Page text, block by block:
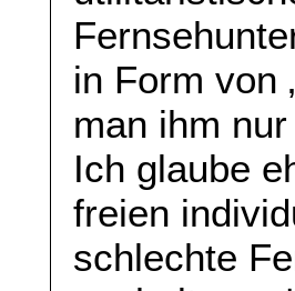
in Form von
man ihm
Ich glaube
freien
schlechte